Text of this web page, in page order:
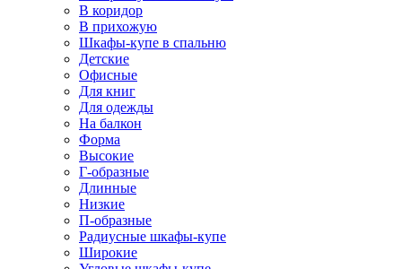
В коридор
В прихожую
Шкафы-купе в спальню
Детские
Офисные
Для книг
Для одежды
На балкон
Форма
Высокие
Г-образные
Длинные
Низкие
П-образные
Радиусные шкафы-купе
Широкие